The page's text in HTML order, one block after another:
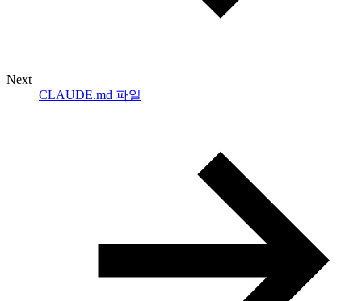
Next
CLAUDE.md 파일